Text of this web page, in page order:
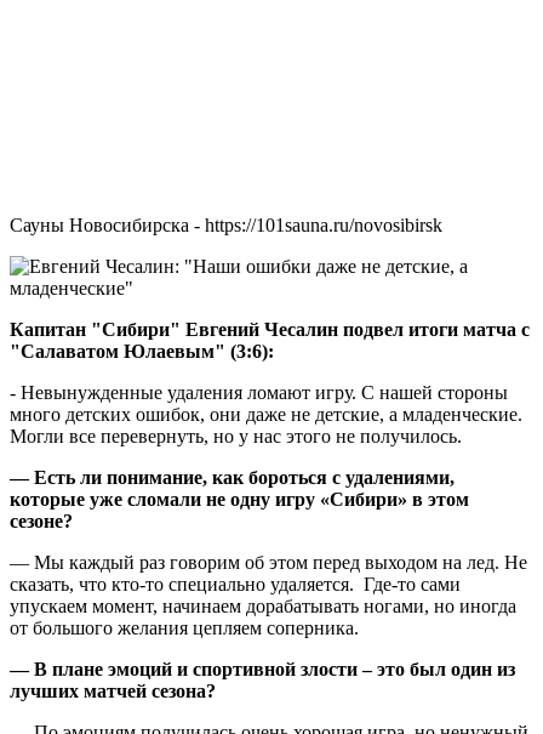
Сауны Новосибирска - https://101sauna.ru/novosibirsk
Капитан "Сибири" Евгений Чесалин подвел итоги матча с
"Салаватом Юлаевым" (3:6):
- Невынужденные удаления ломают игру. С нашей стороны
много детских ошибок, они даже не детские, а младенческие.
Могли все перевернуть, но у нас этого не получилось.
— Есть ли понимание, как бороться с удалениями,
которые уже сломали не одну игру «Сибири» в этом
сезоне?
— Мы каждый раз говорим об этом перед выходом на лед. Не
сказать, что кто-то специально удаляется. Где-то сами
упускаем момент, начинаем дорабатывать ногами, но иногда
от большого желания цепляем соперника.
— В плане эмоций и спортивной злости – это был один из
лучших матчей сезона?